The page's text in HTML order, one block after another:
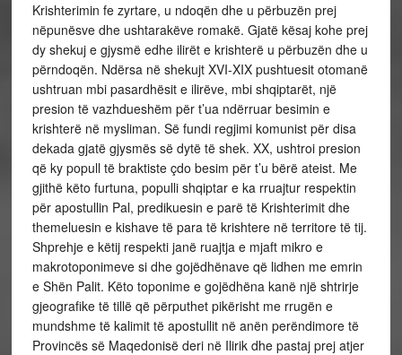
Krishterimin fe zyrtare, u ndoqën dhe u përbuzën prej
nëpunësve dhe ushtarakëve romakë. Gjatë kësaj kohe prej
dy shekuj e gjysmë edhe ilirët e krishterë u përbuzën dhe u
përndoqën. Ndërsa në shekujt XVI-XIX pushtuesit otomanë
ushtruan mbi pasardhësit e ilirëve, mbi shqiptarët, një
presion të vazhdueshëm për t’ua ndërruar besimin e
krishterë në mysliman. Së fundi regjimi komunist për disa
dekada gjatë gjysmës së dytë të shek. XX, ushtroi presion
që ky popull të braktiste çdo besim për t’u bërë ateist. Me
gjithë këto furtuna, populli shqiptar e ka rruajtur respektin
për apostullin Pal, predikuesin e parë të Krishterimit dhe
themeluesin e kishave të para të krishtere në territore të tij.
Shprehje e këtij respekti janë ruajtja e mjaft mikro e
makrotoponimeve si dhe gojëdhënave që lidhen me emrin
e Shën Palit. Këto toponime e gojëdhëna kanë një shtrirje
gjeografike të tillë që përputhet pikërisht me rrugën e
mundshme të kalimit të apostullit në anën perëndimore të
Provincës së Maqedonisë deri në Ilirik dhe pastaj prej atjer